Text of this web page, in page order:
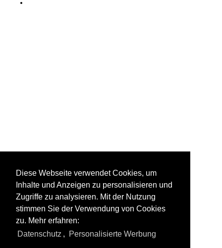
Regional- und Fernzüge
DbZ Überführungsfahrten, Züge für besondere Zwecke
Lz Lokzüge
PbZ Personenzug für besondere Zwecke
Regionalzüge (Bundesländer)
Diese Webseite verwendet Cookies, um
Inhalte und Anzeigen zu personalisieren und
Zugriffe zu analysieren. Mit der Nutzung
stimmen Sie der Verwendung von Cookies
zu. Mehr erfahren:
Datenschutz , Personalisierte Werbung